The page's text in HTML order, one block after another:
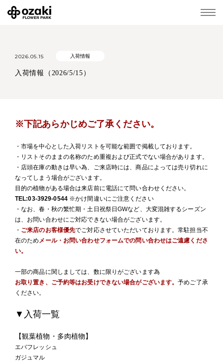
2026.05.15 入荷情報
入荷情報（2026/5/15）
※下記あらかじめご了承ください。
・市場を中心とした入荷リストを可能な範囲で掲載しております。
・リストそのままの名称のため重複および正式でない場合があります。
・店頭在庫の動きは早い為、ご来店時には、商品によっては売り切れに
なってしまう場合がございます。
目的の植物がある場合は来店前に電話にて問い合わせください。
TEL:03-3929-0544※かけ間違いにご注意ください
・なお、春・秋の繁忙期・土日祝祭日GWなど、大変混雑するシーズン
は、お問い合わせにご対応できない場合がございます。
・ ご来店のお客様優先でご対応させていただいております。常駐担当不
在のため メール・お問い合わせフォームでの問い合わせはご遠慮くださ
い。
一部の商品に関しましては、数に限りがございます為
お取り置き、ご予約等はお受けできない場合がございます。予めご了承
ください。
▼入荷一覧
【観葉植物・多肉植物】
エバフレッシュ
ガジュマル